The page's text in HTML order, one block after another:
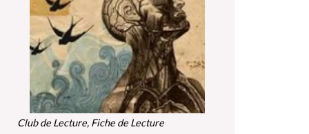
Club de Lecture, Fiche de Lecture